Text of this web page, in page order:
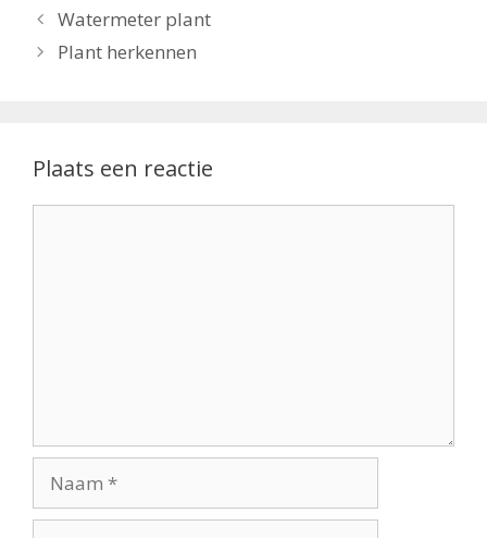
Watermeter plant
Plant herkennen
Plaats een reactie